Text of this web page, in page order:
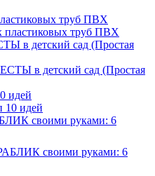
труб ПВХ
в детский сад (Простая
идей
своими руками: 6